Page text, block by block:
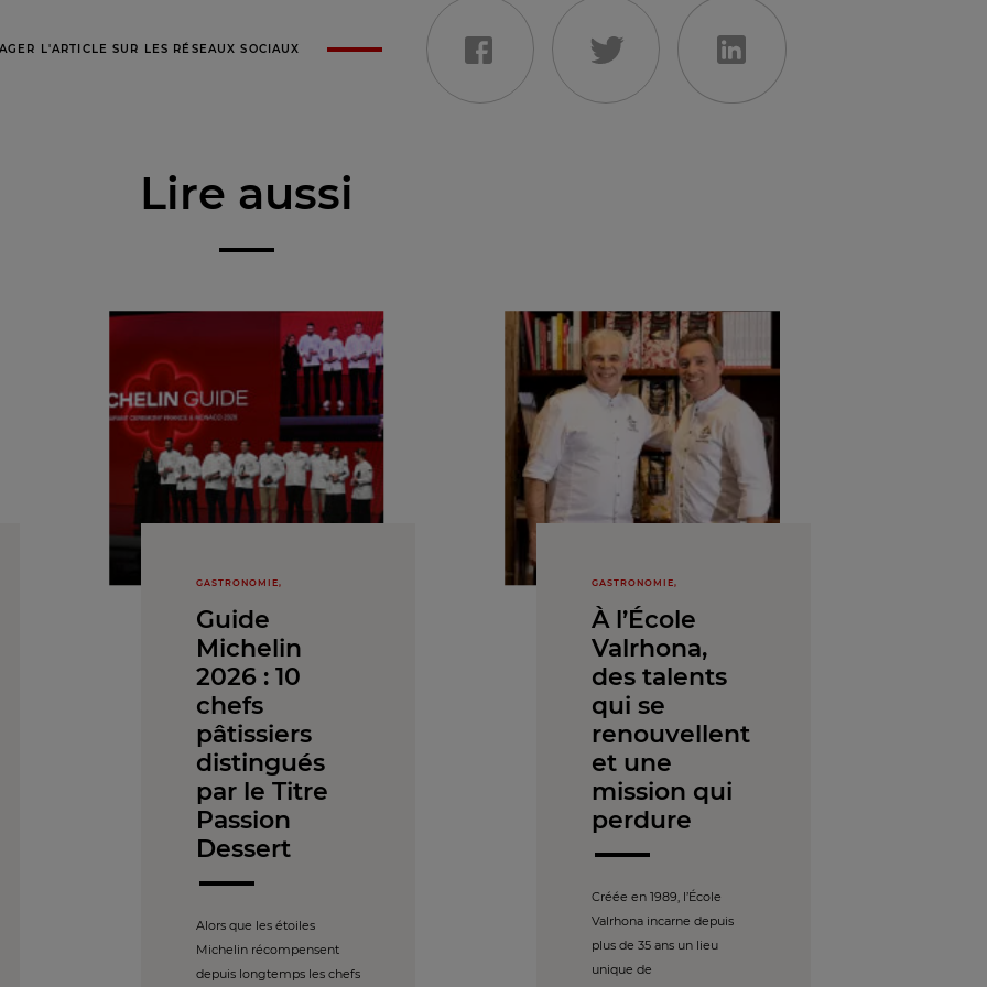
L'ARTICLE SUR LES RÉSEAUX SOCIAUX
Lire aussi
GASTRONOMIE,
Guide
Michelin
2026 : 10
chefs
pâtissiers
distingués
par le Titre
Passion
Dessert
Alors que les étoiles
Michelin récompensent
depuis longtemps les chefs
GASTRONOMIE,
À l’École
Valrhona,
des talents
qui se
renouvellent
et une
mission qui
perdure
Créée en 1989, l’École
Valrhona incarne depuis
plus de 35 ans un lieu
unique de